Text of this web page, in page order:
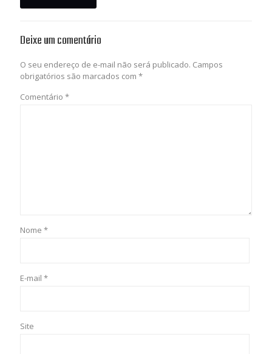
Deixe um comentário
O seu endereço de e-mail não será publicado. Campos
obrigatórios são marcados com *
Comentário *
Nome *
E-mail *
Site